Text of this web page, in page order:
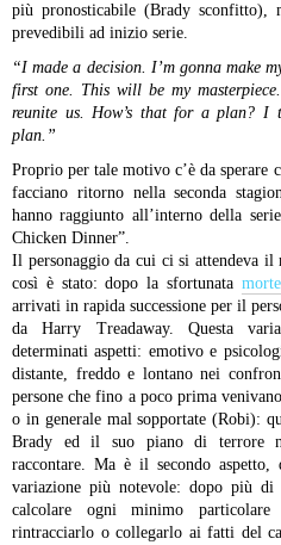
più pronosticabile (Brady
prevedibili ad inizio serie.
“I made a decision. I’m gonna make
first one. This will be my
reunite us. How’s that for a plan? I
plan.”
Proprio per tale motivo c’è da sperare
facciano ritorno nella seconda
hanno raggiunto all’interno della
Chicken Dinner”.
Il personaggio da cui ci si attendeva il
così è stato: dopo la sfortunata
arrivati in rapida successione per il
da Harry Treadaway. Questa
determinati aspetti: emotivo e
distante, freddo e lontano nei
persone che fino a poco prima
o in generale mal sopportate (Robi):
Brady ed il suo piano di terrore
raccontare. Ma è il secondo
variazione più notevole: dopo più di
calcolare ogni minimo
rintracciarlo o collegarlo ai fatti del